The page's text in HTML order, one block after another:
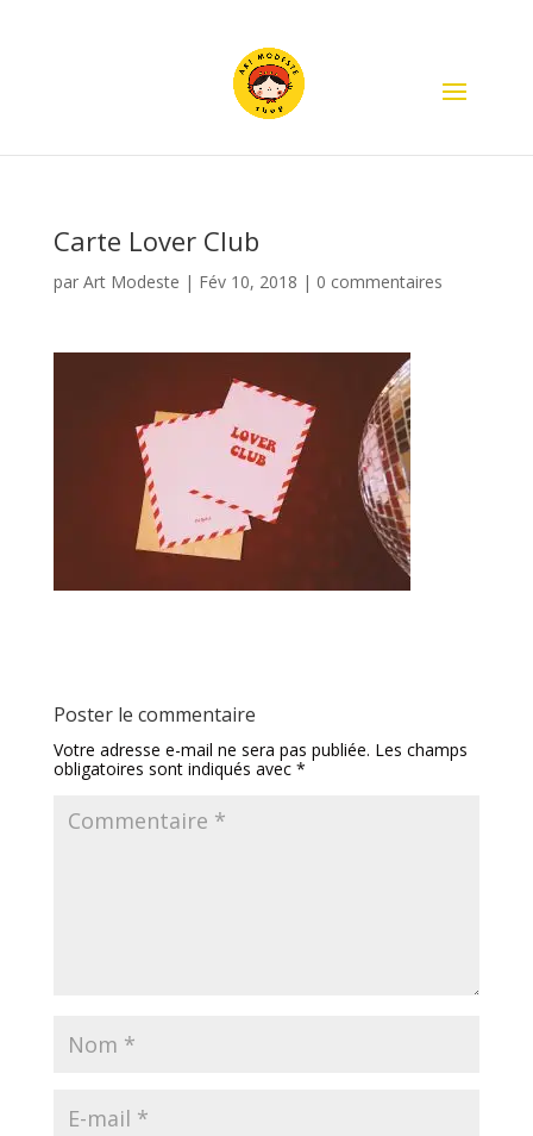
Carte Lover Club
par Art Modeste | Fév 10, 2018 | 0 commentaires
Poster le commentaire
Votre adresse e-mail ne sera pas publiée. Les champs
obligatoires sont indiqués avec *